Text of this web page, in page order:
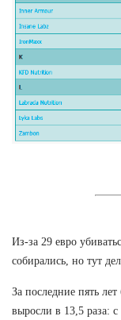
Из-за 29 евро
собирались, но тут
За последние пять
выросли в 13,5 раза: